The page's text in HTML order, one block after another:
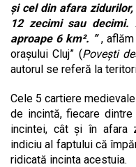
și cel din afara
12 zecimi sau decimi.
aproape 6 km². ”, aflăm
orașului Cluj” (Povești
autorul se referă la
Cele 5 cartiere
de incintă, fiecare
incintei, cât și în afara
indiciu al faptului că
ridicată incinta acestuia.